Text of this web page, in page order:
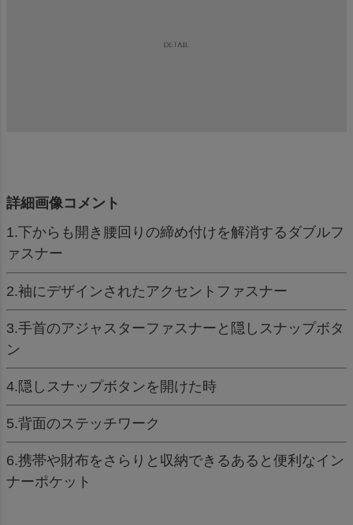
詳細画像コメント
1.下からも開き腰回りの締め付けを解消するダブルフ
ァスナー
2.袖にデザインされたアクセントファスナー
3.手首のアジャスターファスナーと隠しスナップボタ
ン
4.隠しスナップボタンを開けた時
5.背面のステッチワーク
6.携帯や財布をさらりと収納できるあると便利なイン
ナーポケット